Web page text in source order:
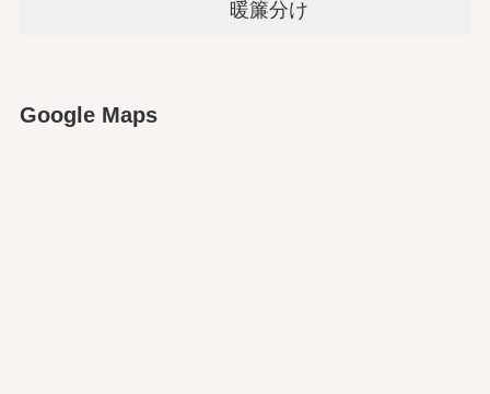
暖簾分け
Google Maps